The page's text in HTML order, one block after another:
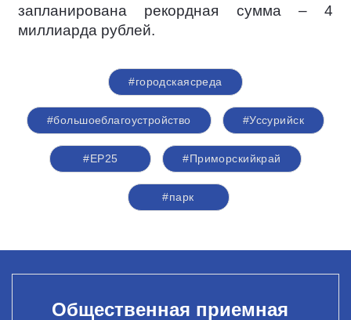
запланирована рекордная сумма – 4
миллиарда рублей.
#городскаясреда
#большоеблагоустройство #Уссурийск
#ЕР25 #Приморскийкрай
#парк
Общественная приемная